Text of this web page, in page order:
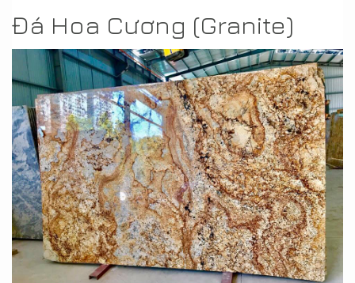
Đá Hoa Cương (Granite)